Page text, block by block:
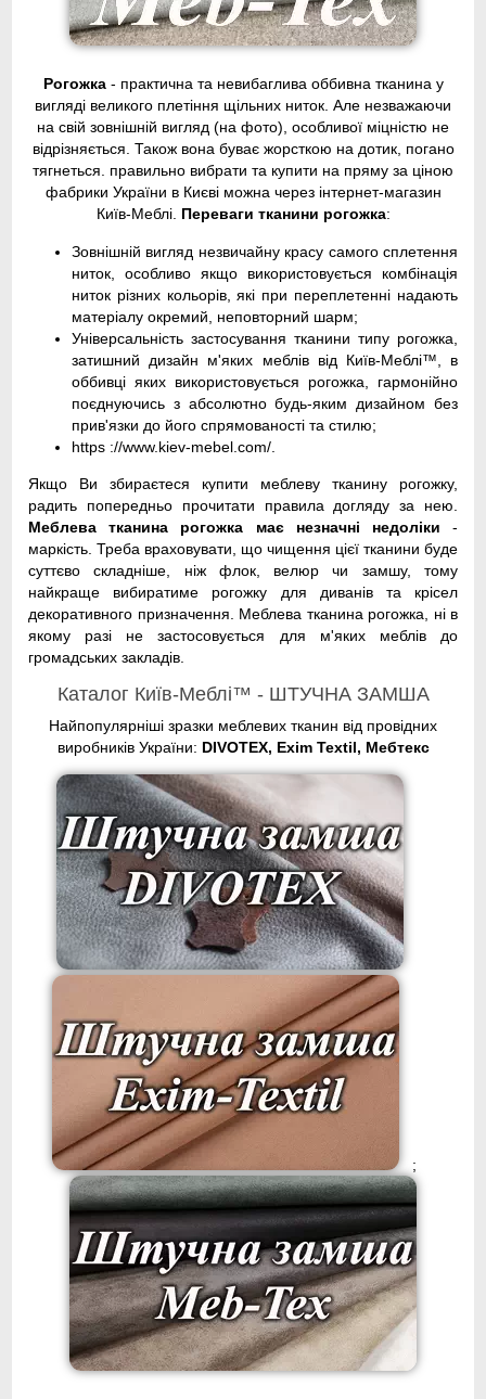
Рогожка- практична та невибаглива оббивна тканина у
вигляді великого плетіння щільних ниток. Але незважаючи
на свій зовнішній вигляд (на фото), особливої ​​міцністю не
відрізняється. Також вона буває жорсткою на дотик, погано
тягнеться. правильно вибрати та купити на пряму за ціною
фабрики України в Києві можна через інтернет-магазин
Київ-Меблі. Переваги тканини рогожка:
Зовнішній вигляд незвичайну красу самого сплетення
ниток, особливо якщо використовується комбінація
ниток різних кольорів, які при переплетенні надають
матеріалу окремий, неповторний шарм;
Універсальність застосування тканини типу рогожка,
затишний дизайн м'яких меблів від Київ-Меблі™, в
оббивці яких використовується рогожка, гармонійно
поєднуючись з абсолютно будь-яким дизайном без
прив'язки до його спрямованості та стилю;
https ://www.kiev-mebel.com/.
Якщо Ви збираєтеся купити меблеву тканину рогожку,
радить попередньо прочитати правила догляду за нею.
Меблева тканина рогожка має незначні недоліки -
маркість. Треба враховувати, що чищення цієї тканини буде
суттєво складніше, ніж флок, велюр чи замшу, тому
найкраще вибиратиме рогожку для диванів та крісел
декоративного призначення. Меблева тканина рогожка, ні в
якому разі не застосовується для м'яких меблів до
громадських закладів.
Каталог Київ-Меблі™ - ШТУЧНА ЗАМША
Найпопулярніші зразки меблевих тканин від провідних
виробників України: DIVOTEX, Exim Textil, Мебтекс
;